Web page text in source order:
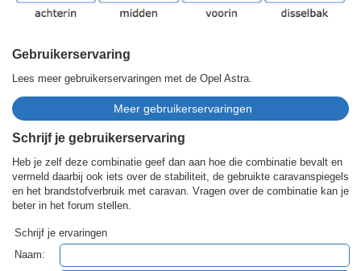
Gebruikerservaring
Lees meer gebruikerservaringen met de Opel Astra.
Schrijf je gebruikerservaring
Heb je zelf deze combinatie geef dan aan hoe die combinatie bevalt en
vermeld daarbij ook iets over de stabiliteit, de gebruikte caravanspiegels
en het brandstofverbruik met caravan. Vragen over de combinatie kan je
beter in het forum stellen.
Schrijf je ervaringen
Naam: